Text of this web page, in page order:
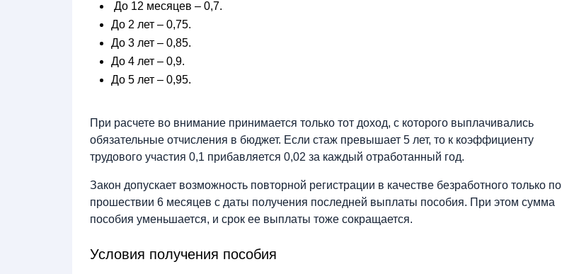
До 12 месяцев – 0,7.
До 2 лет – 0,75.
До 3 лет – 0,85.
До 4 лет – 0,9.
До 5 лет – 0,95.
При расчете во внимание принимается только тот доход, с которого выплачивались
обязательные отчисления в бюджет. Если стаж превышает 5 лет, то к коэффициенту
трудового участия 0,1 прибавляется 0,02 за каждый отработанный год.
Закон допускает возможность повторной регистрации в качестве безработного только по
прошествии 6 месяцев с даты получения последней выплаты пособия. При этом сумма
пособия уменьшается, и срок ее выплаты тоже сокращается.
Условия получения пособия